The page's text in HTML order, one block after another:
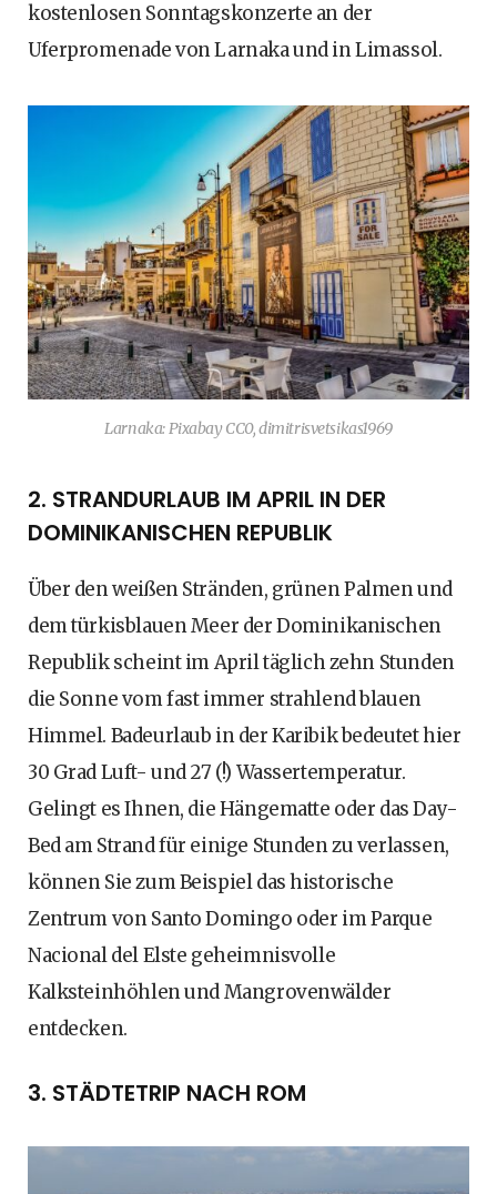
kostenlosen Sonntagskonzerte an der
Uferpromenade von Larnaka und in Limassol.
Larnaka: Pixabay CC0, dimitrisvetsikas1969
2. STRANDURLAUB IM APRIL IN DER
DOMINIKANISCHEN REPUBLIK
Über den weißen Stränden, grünen Palmen und
dem türkisblauen Meer der Dominikanischen
Republik scheint im April täglich zehn Stunden
die Sonne vom fast immer strahlend blauen
Himmel. Badeurlaub in der Karibik bedeutet hier
30 Grad Luft- und 27 (!) Wassertemperatur.
Gelingt es Ihnen, die Hängematte oder das Day-
Bed am Strand für einige Stunden zu verlassen,
können Sie zum Beispiel das historische
Zentrum von Santo Domingo oder im Parque
Nacional del Elste geheimnisvolle
Kalksteinhöhlen und Mangrovenwälder
entdecken.
3. STÄDTETRIP NACH ROM